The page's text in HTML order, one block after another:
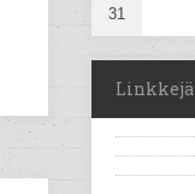
31
Linkkejä